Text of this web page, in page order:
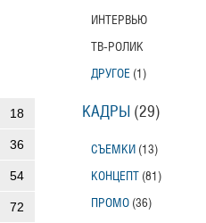
18
36
54
72
ИНТЕРВЬЮ
ТВ-РОЛИК
ДРУГОЕ (1)
КАДРЫ (29)
СЪЕМКИ (13)
КОНЦЕПТ (81)
ПРОМО (36)